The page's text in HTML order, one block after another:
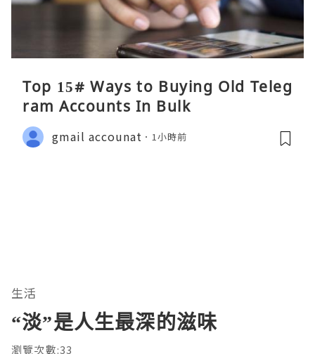
Top 15# Ways to Buying Old Teleg
ram Accounts In Bulk
gmail accounat 1小時前
生活
“淡”是人生最深的滋味
瀏覽次數:33